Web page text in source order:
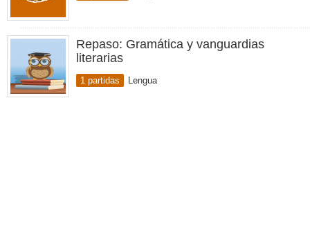
Repaso: Gramática y vanguardias
literarias
1 partidas Lengua